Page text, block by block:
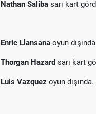
Nathan Saliba sarı kart
Enric Llansana oyun
Thorgan Hazard sarı kart
Luis Vazquez oyun